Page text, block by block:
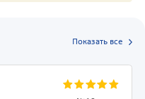
Показать все